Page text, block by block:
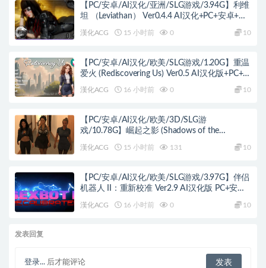
【PC/安卓/AI汉化/亚洲/SLG游戏/3.94G】利维
坦 （Leviathan） Ver0.4.4 AI汉化+PC+安卓+亚
漢化ACG 15 小时前 0 10
【PC/安卓/AI汉化/欧美/SLG游戏/1.20G】重温
爱火 (Rediscovering Us) Ver0.5 AI汉化版+PC+安
漢化ACG 16 小时前 0 10
【PC/安卓/AI汉化/欧美/3D/SLG游
戏/10.78G】崛起之影 (Shadows of the
Ascendant) Day 3 August AI汉化版 PC+安卓
+欧美3D SLG+10.78G
漢化ACG 15 小时前 131 10
【PC/安卓/AI汉化/欧美/SLG游戏/3.97G】伴侣
机器人 II：重新校准 Ver2.9 AI汉化版 PC+安卓
漢化ACG 16 小时前 0 10
发表回复
登录... 后才能评论